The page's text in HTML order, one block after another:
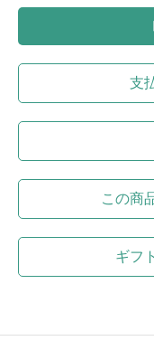
支
この商
ギフ